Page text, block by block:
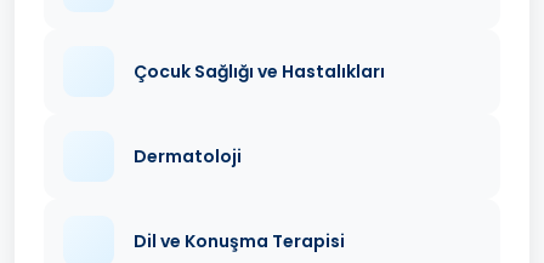
Çocuk Sağlığı ve Hastalıkları
Dermatoloji
Dil ve Konuşma Terapisi